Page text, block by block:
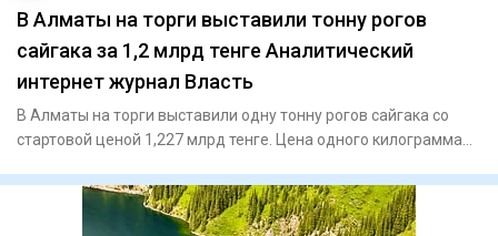
В Алматы на торги выставили тонну рогов
сайгака за 1,2 млрд тенге Аналитический
интернет журнал Власть
В Алматы на торги выставили одну тонну рогов сайгака со
стартовой ценой 1,227 млрд тенге. Цена одного килограмма